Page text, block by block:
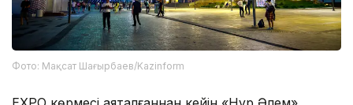
Фото: Мақсат Шағырбаев/Kazinform